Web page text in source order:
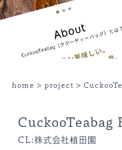
home > project >
CuckooTeabag
CL:株式会社植田園